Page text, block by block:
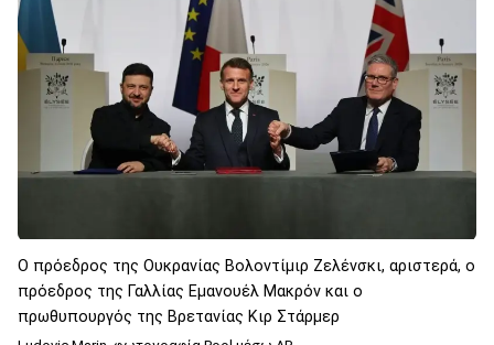
Ο πρόεδρος της Ουκρανίας Βολοντίμιρ Ζελένσκι, αριστερά, ο
πρόεδρος της Γαλλίας Εμανουέλ Μακρόν και ο
πρωθυπουργός της Βρετανίας Κιρ Στάρμερ